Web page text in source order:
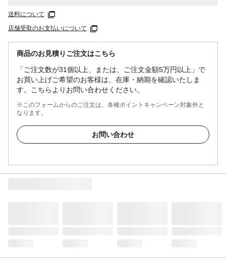
送料について
店舗受取のお支払いについて
商品のお見積りご注文はこちら
「ご注文数が31個以上、または、ご注文金額5万円以上」で
お買い上げご希望のお客様は、在庫・納期を確認いたしま
す。こちらよりお問い合わせください。
※このフォームからのご注文は、各種ポイントキャンペーン対象外と
なります。
お問い合わせ